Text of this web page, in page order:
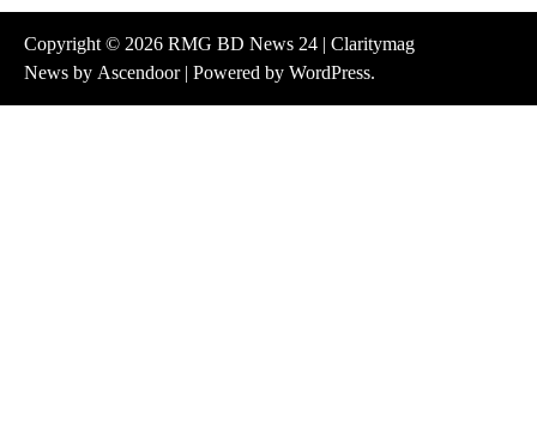
Copyright © 2026 RMG BD News 24 | Claritymag
News by Ascendoor| Powered by WordPress.